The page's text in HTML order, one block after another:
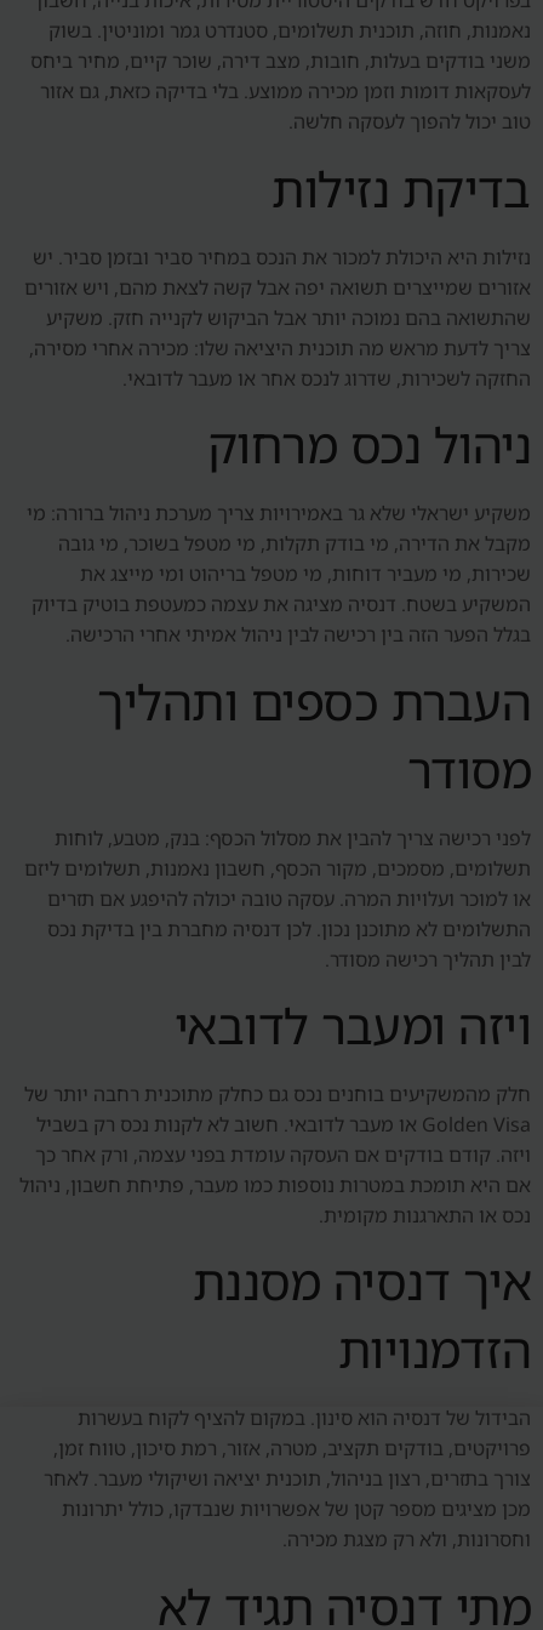
נאמנות, חוזה, תוכנית תשלומים, סטנדרט גמר ומוניטין. בשוק
משני בודקים בעלות, חובות, מצב דירה, שוכר קיים, מחיר ביחס
לעסקאות דומות וזמן מכירה ממוצע. בלי בדיקה כזאת, גם אזור
טוב יכול להפוך לעסקה חלשה.
בדיקת נזילות
נזילות היא היכולת למכור את הנכס במחיר סביר ובזמן סביר. יש
אזורים שמייצרים תשואה יפה אבל קשה לצאת מהם, ויש אזורים
שהתשואה בהם נמוכה יותר אבל הביקוש לקנייה חזק. משקיע
צריך לדעת מראש מה תוכנית היציאה שלו: מכירה אחרי מסירה,
החזקה לשכירות, שדרוג לנכס אחר או מעבר לדובאי.
ניהול נכס מרחוק
משקיע ישראלי שלא גר באמירויות צריך מערכת ניהול ברורה: מי
מקבל את הדירה, מי בודק תקלות, מי מטפל בשוכר, מי גובה
שכירות, מי מעביר דוחות, מי מטפל בריהוט ומי מייצג את
המשקיע בשטח. דנסיה מציגה את עצמה כמעטפת בוטיק בדיוק
בגלל הפער הזה בין רכישה לבין ניהול אמיתי אחרי הרכישה.
העברת כספים ותהליך
מסודר
לפני רכישה צריך להבין את מסלול הכסף: בנק, מטבע, לוחות
תשלומים, מסמכים, מקור הכסף, חשבון נאמנות, תשלומים ליזם
או למוכר ועלויות המרה. עסקה טובה יכולה להיפגע אם תזרים
התשלומים לא מתוכנן נכון. לכן דנסיה מחברת בין בדיקת נכס
לבין תהליך רכישה מסודר.
ויזה ומעבר לדובאי
חלק מהמשקיעים בוחנים נכס גם כחלק מתוכנית רחבה יותר של
Golden Visa או מעבר לדובאי. חשוב לא לקנות נכס רק בשביל
ויזה. קודם בודקים אם העסקה עומדת בפני עצמה, ורק אחר כך
אם היא תומכת במטרות נוספות כמו מעבר, פתיחת חשבון, ניהול
נכס או התארגנות מקומית.
איך דנסיה מסננת
הזדמנויות
הבידול של דנסיה הוא סינון. במקום להציף לקוח בעשרות
פרויקטים, בודקים תקציב, מטרה, אזור, רמת סיכון, טווח זמן,
צורך בתזרים, רצון בניהול, תוכנית יציאה ושיקולי מעבר. לאחר
מכן מציגים מספר קטן של אפשרויות שנבדקו, כולל יתרונות
וחסרונות, ולא רק מצגת מכירה.
מתי דנסיה תגיד לא